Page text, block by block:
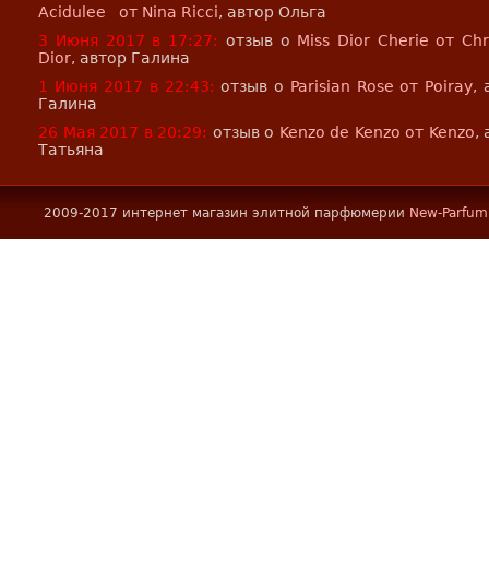
Acidulee от Nina Ricci, автор Ольга
3 Июня 2017 в 17:27: отзыв о Miss Dior Cherie от
Dior, автор Галина
1 Июня 2017 в 22:43: отзыв о Parisian Rose от Poiray,
Галина
26 Мая 2017 в 20:29: отзыв о Kenzo de Kenzo от Kenzo,
Татьяна
2009-2017 интернет магазин элитной парфюмерии New-